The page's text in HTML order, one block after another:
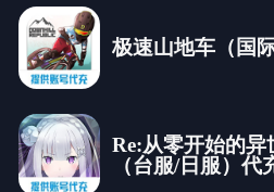
极速山地车（国
Re:从零开始的异
（台服/日服）代